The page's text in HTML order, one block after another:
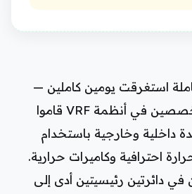
استغرقت يومين كاملين —
فريق من 4 فنيين متخصصين في أنظمة VRF قاموا
وخارجية باستخدام
احترافية وكاميرات حرارية.
دائرتين رئيسيتين أدى إلى